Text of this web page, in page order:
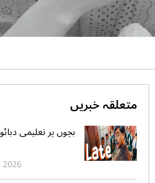
متعلقہ خبریں
بچوں پر تعلیمی
کا نیا گانا سوشل